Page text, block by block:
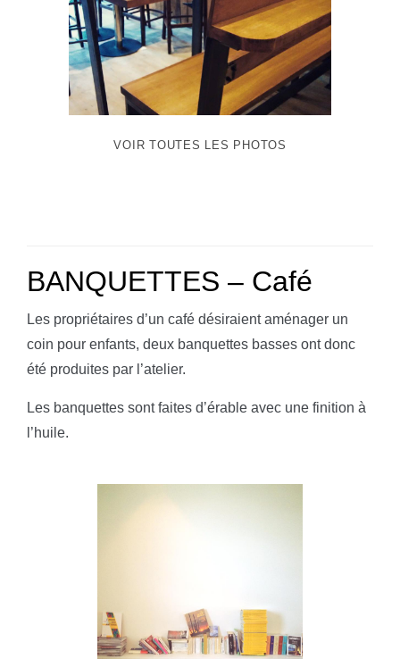
VOIR TOUTES LES PHOTOS
BANQUETTES – Café
Les propriétaires d’un café désiraient aménager un
coin pour enfants, deux banquettes basses ont donc
été produites par l’atelier.
Les banquettes sont faites d’érable avec une finition à
l’huile.